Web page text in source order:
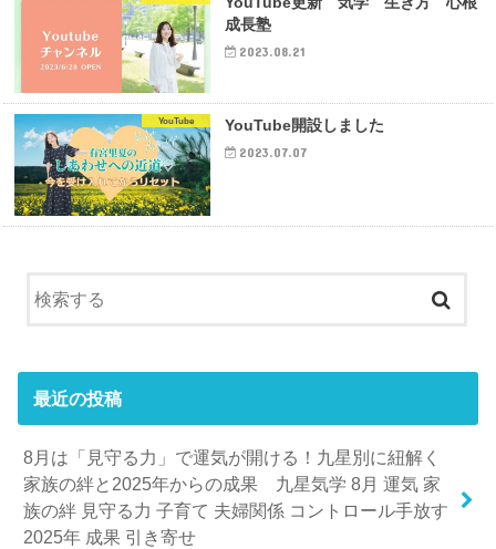
成長塾
2023.08.21
YouTube YouTube開設しました
2023.07.07
最近の投稿
8月は「見守る力」で運気が開ける！九星別に紐解く
家族の絆と2025年からの成果 九星気学 8月 運気 家
族の絆 見守る力 子育て 夫婦関係 コントロール手放す
2025年 成果 引き寄せ